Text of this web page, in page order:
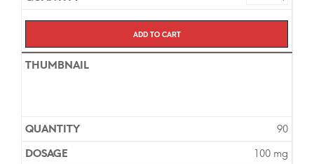
Add to cart
90
100 mg